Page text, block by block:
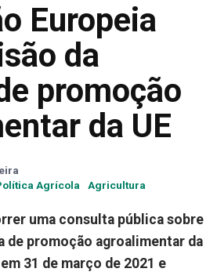
Europeia
da
promoção
da UE
Agrícola Agricultura
uma consulta pública sobre
de promoção agroalimentar da
31 de março de 2021 e